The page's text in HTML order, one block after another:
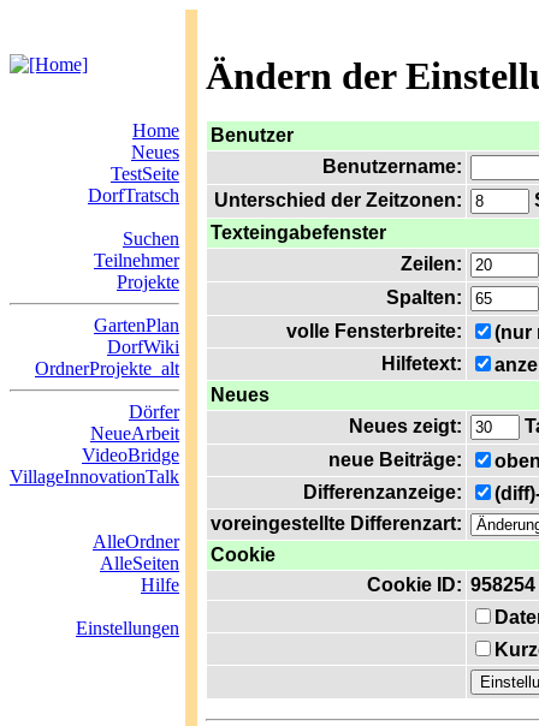
Ändern der
Home
Neues
TestSeite
DorfTratsch
Suchen
Teilnehmer
Projekte
GartenPlan
DorfWiki
OrdnerProjekte_alt
Dörfer
NeueArbeit
VideoBridge
VillageInnovationTalk
AlleOrdner
AlleSeiten
Hilfe
Einstellungen
Benutzer
Benutzername:
Unterschied der Zeitzonen:
Texteingabefenster
Zeilen:
Spalten:
volle Fensterbreite:
(nur
Hilfetext:
Neues
Neues zeigt:
neue Beiträge:
Differenzanzeige:
voreingestellte Differenzart:
Cookie
Cookie ID: 958254